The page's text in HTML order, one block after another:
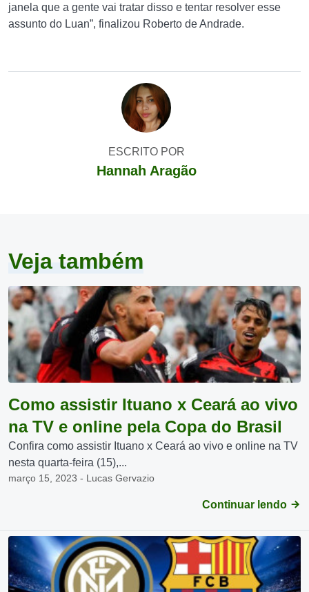
janela que a gente vai tratar disso e tentar resolver esse
assunto do Luan”, finalizou Roberto de Andrade.
ESCRITO POR
Hannah Aragão
Veja também
Como assistir Ituano x Ceará ao vivo
na TV e online pela Copa do Brasil
Confira como assistir Ituano x Ceará ao vivo e online na TV
nesta quarta-feira (15),...
março 15, 2023 - Lucas Gervazio
Continuar lendo